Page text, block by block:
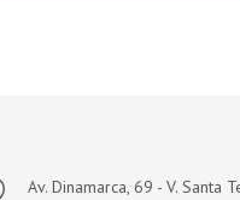
Av. Dinamarca, 69 - V. Santa